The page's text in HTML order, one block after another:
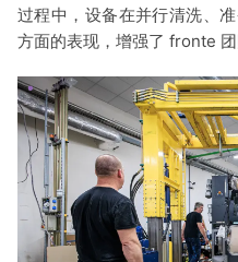
过程中，设备在并行清洗、
方面的表现，增强了 fronte 团